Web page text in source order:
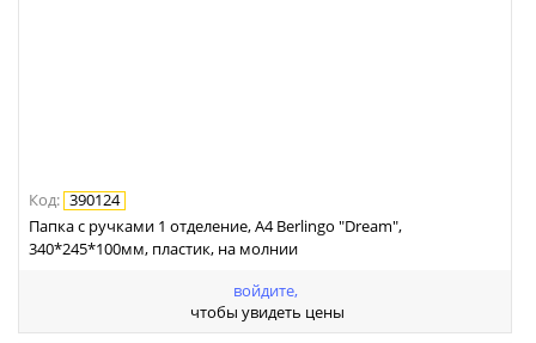
Код: 390124
Папка с ручками 1 отделение, А4 Berlingo "Dream",
340*245*100мм, пластик, на молнии
войдите,
чтобы увидеть цены